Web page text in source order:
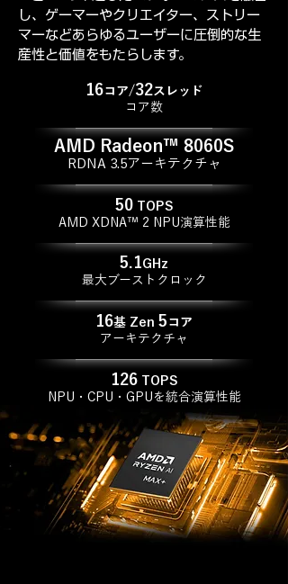
し、ゲーマーやクリエイター、ストリー
マーなどあらゆるユーザーに圧倒的な生
産性と価値をもたらします。
16コア/32スレッド
コア数
AMD Radeon™ 8060S
RDNA 3.5アーキテクチャ
50 TOPS
AMD XDNA™ 2 NPU演算性能
5.1 GHz
最大ブーストクロック
16基 Zen 5 コア
アーキテクチャ
126 TOPS
NPU・CPU・GPUを統合演算性能